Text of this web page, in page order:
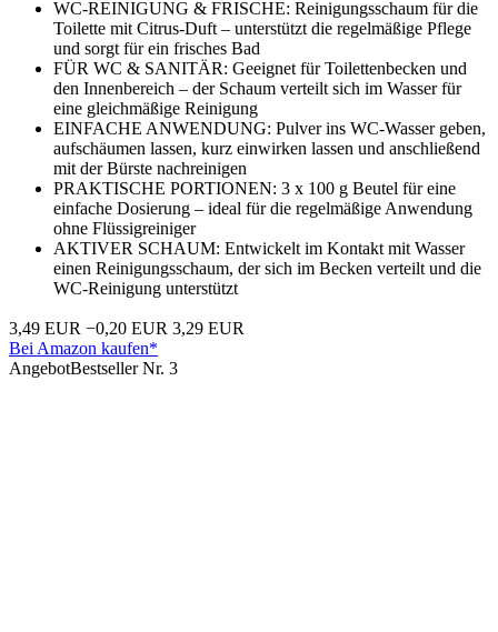
WC-REINIGUNG & FRISCHE: Reinigungsschaum für die
Toilette mit Citrus-Duft – unterstützt die regelmäßige Pflege
und sorgt für ein frisches Bad
FÜR WC & SANITÄR: Geeignet für Toilettenbecken und
den Innenbereich – der Schaum verteilt sich im Wasser für
eine gleichmäßige Reinigung
EINFACHE ANWENDUNG: Pulver ins WC-Wasser geben,
aufschäumen lassen, kurz einwirken lassen und anschließend
mit der Bürste nachreinigen
PRAKTISCHE PORTIONEN: 3 x 100 g Beutel für eine
einfache Dosierung – ideal für die regelmäßige Anwendung
ohne Flüssigreiniger
AKTIVER SCHAUM: Entwickelt im Kontakt mit Wasser
einen Reinigungsschaum, der sich im Becken verteilt und die
WC-Reinigung unterstützt
3,49 EUR −0,20 EUR 3,29 EUR
Bei Amazon kaufen*
AngebotBestseller Nr. 3